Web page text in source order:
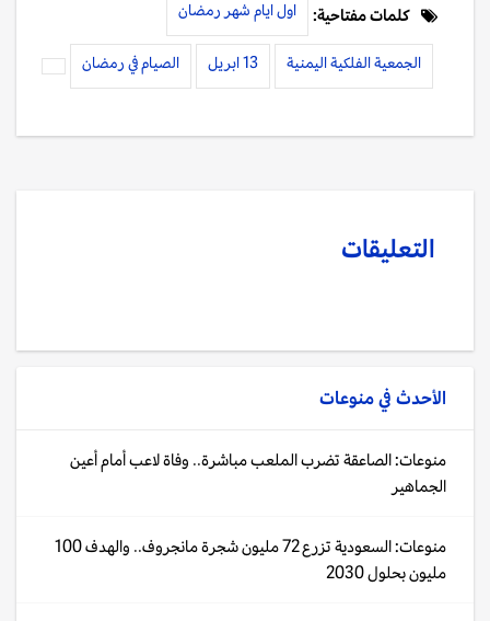
كلمات مفتاحية: اول ايام شهر رمضان
الجمعية الفلكية اليمنية 13 ابريل الصيام في رمضان
التعليقات
الأحدث فيمنوعات
منوعات: الصاعقة تضرب الملعب مباشرة.. وفاة لاعب أمام أعين
الجماهير
منوعات: السعودية تزرع 72 مليون شجرة مانجروف.. والهدف 100
مليون بحلول 2030